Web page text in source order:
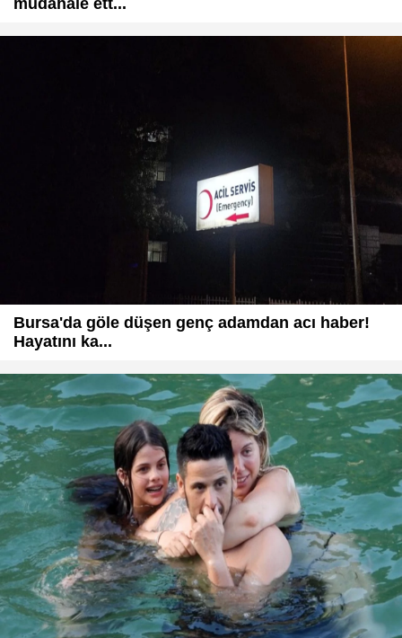
müdahale ett...
Bursa'da göle düşen genç adamdan acı haber!
Hayatını ka...